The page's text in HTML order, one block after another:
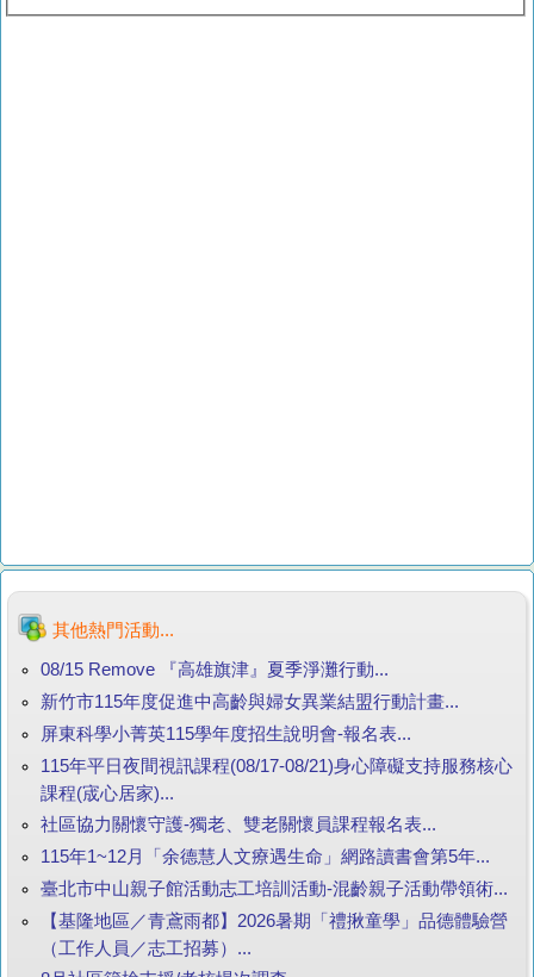
其他熱門活動...
08/15 Remove 『高雄旗津』夏季淨灘行動...
新竹市115年度促進中高齡與婦女異業結盟行動計畫...
屏東科學小菁英115學年度招生說明會-報名表...
115年平日夜間視訊課程(08/17-08/21)身心障礙支持服務核心
課程(宬心居家)...
社區協力關懷守護-獨老、雙老關懷員課程報名表...
115年1~12月「余德慧人文療遇生命」網路讀書會第5年...
臺北市中山親子館活動志工培訓活動-混齡親子活動帶領術...
【基隆地區／青鳶雨都】2026暑期「禮揪童學」品德體驗營
（工作人員／志工招募）...